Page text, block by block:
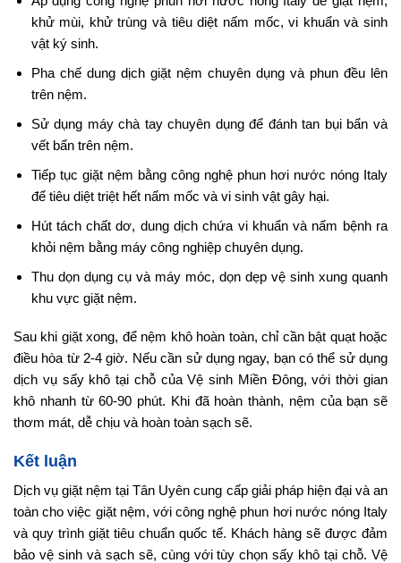
khử mùi, khử trùng và tiêu diệt nấm mốc, vi khuẩn và sinh
vật ký sinh.
Pha chế dung dịch giặt nệm chuyên dụng và phun đều lên
trên nệm.
Sử dụng máy chà tay chuyên dụng để đánh tan bụi bẩn và
vết bẩn trên nệm.
Tiếp tục giặt nệm bằng công nghệ phun hơi nước nóng Italy
để tiêu diệt triệt hết nấm mốc và vi sinh vật gây hại.
Hút tách chất dơ, dung dịch chứa vi khuẩn và nấm bệnh ra
khỏi nệm bằng máy công nghiệp chuyên dụng.
Thu dọn dụng cụ và máy móc, dọn dẹp vệ sinh xung quanh
khu vực giặt nệm.
Sau khi giặt xong, để nệm khô hoàn toàn, chỉ cần bật quạt hoặc
điều hòa từ 2-4 giờ. Nếu cần sử dụng ngay, bạn có thể sử dụng
dịch vụ sấy khô tại chỗ của Vệ sinh Miền Đông, với thời gian
khô nhanh từ 60-90 phút. Khi đã hoàn thành, nệm của bạn sẽ
thơm mát, dễ chịu và hoàn toàn sạch sẽ.
Kết luận
Dịch vụ giặt nệm tại Tân Uyên cung cấp giải pháp hiện đại và an
toàn cho việc giặt nệm, với công nghệ phun hơi nước nóng Italy
và quy trình giặt tiêu chuẩn quốc tế. Khách hàng sẽ được đảm
bảo vệ sinh và sạch sẽ, cùng với tùy chọn sấy khô tại chỗ. Vệ